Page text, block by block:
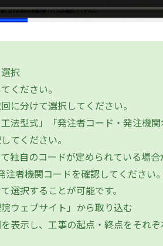
択
ください。
に分けて選択してください。
法型式」「発注者コード・発注機
てください。
自のコードが定められている場合
注者機関コードを確認してください。
選択することが可能です。
ウェブサイト」から取り込む
表示し、工事の起点・終点をそれ